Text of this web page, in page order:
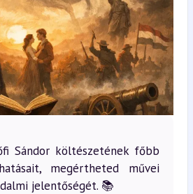
Sándor költészetének főbb
megértheted művei
jelentőségét. 📚